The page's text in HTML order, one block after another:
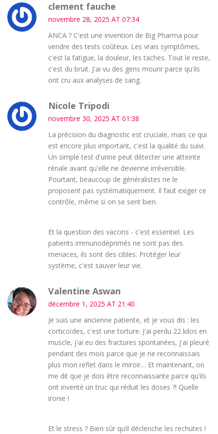
clement fauche
novembre 28, 2025 AT 07:34
ANCA ? C'est une invention de Big Pharma pour
vendre des tests coûteux. Les vrais symptômes,
c'est la fatigue, la douleur, les taches. Tout le reste,
c'est du bruit. J'ai vu des gens mourir parce qu'ils
ont cru aux analyses de sang.
Nicole Tripodi
novembre 30, 2025 AT 01:38
La précision du diagnostic est cruciale, mais ce qui
est encore plus important, c'est la qualité du suivi.
Un simple test d'urine peut détecter une atteinte
rénale avant qu'elle ne devienne irréversible.
Pourtant, beaucoup de généralistes ne le
proposent pas systématiquement. Il faut exiger ce
contrôle, même si on se sent bien.
Et la question des vaccins - c'est essentiel. Les
patients immunodéprimés ne sont pas des
menaces, ils sont des cibles. Protéger leur
système, c'est sauver leur vie.
Valentine Aswan
décembre 1, 2025 AT 21:40
Je suis une ancienne patiente, et je vous dis : les
corticoïdes, c'est une torture. J'ai perdu 22 kilos en
muscle, j'ai eu des fractures spontanées, j'ai pleuré
pendant des mois parce que je ne reconnaissais
plus mon reflet dans le miroir… Et maintenant, on
me dit que je dois être reconnaissante parce qu'ils
ont inventé un truc qui réduit les doses ?! Quelle
ironie !
Et le stress ? Bien sûr qu’il déclenche les rechutes !